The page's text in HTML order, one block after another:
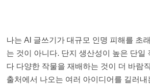
나는 AI 글쓰기가 대규모 인명 피해를 초
는 것이 아니다. 단지 생산성이 높은 단일
다 다양한 작물을 재배하는 것이 더 바람
출처에서 나오는 여러 아이디어를 길러내